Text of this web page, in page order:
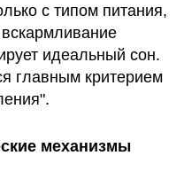
с типом питания,
идеальный сон.
главным критерием
механизмы